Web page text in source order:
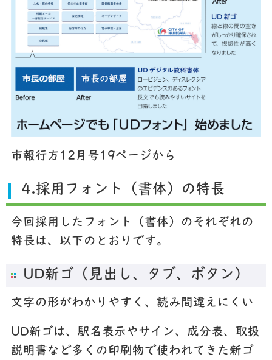
市報行方12月号19ページから
4.採用フォント（書体）の特長
今回採用したフォント（書体）のそれぞれの
特長は、以下のとおりです。
UD新ゴ（見出し、タブ、ボタン）
文字の形がわかりやすく、読み間違えにくい
UD新ゴは、駅名表示やサイン、成分表、取扱
説明書など多くの印刷物で使われてきた新ゴ